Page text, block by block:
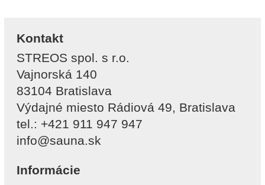
Kontakt
STREOS spol. s r.o.
Vajnorská 140
83104 Bratislava
Výdajné miesto Rádiová 49, Bratislava
tel.: +421 911 947 947
info@sauna.sk
Informácie